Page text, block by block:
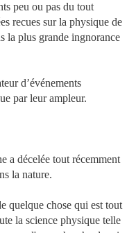
peu ou pas du tout
recues sur la physique de
la plus grande ingnorance
d’événements
par leur ampleur.
a décelée tout récemment
la nature.
quelque chose qui est tout
la science physique telle